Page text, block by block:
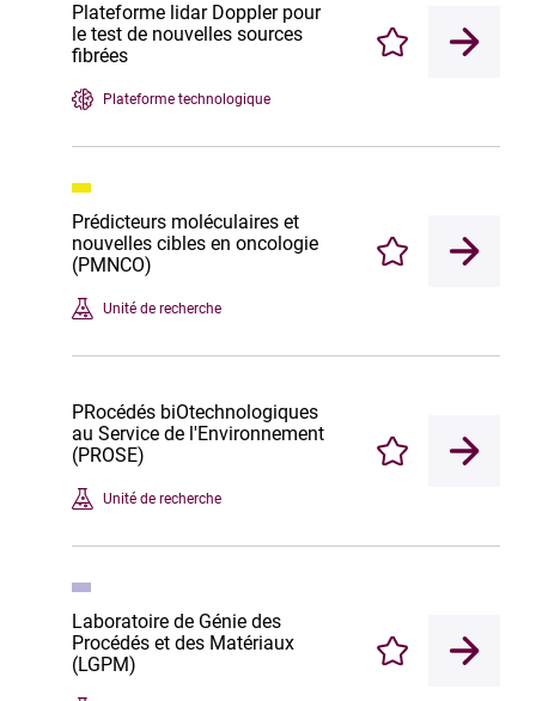
Plateforme lidar Doppler pour
le test de nouvelles sources
fibrées
Plateforme technologique
Enregistrer
Prédicteurs moléculaires et
nouvelles cibles en oncologie
(PMNCO)
Unité de recherche
Enregistrer
PRocédés biOtechnologiques
au Service de l'Environnement
(PROSE)
Unité de recherche
Enregistrer
Laboratoire de Génie des
Procédés et des Matériaux
(LGPM)
Enregistrer